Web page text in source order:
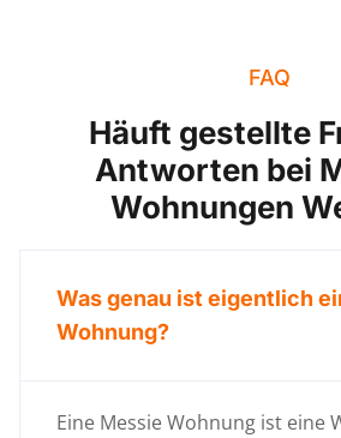
FAQ
Häuft gestellte
Antworten bei
Wohnungen
Was genau ist eigentlich
Wohnung?
Eine Messie Wohnung ist eine